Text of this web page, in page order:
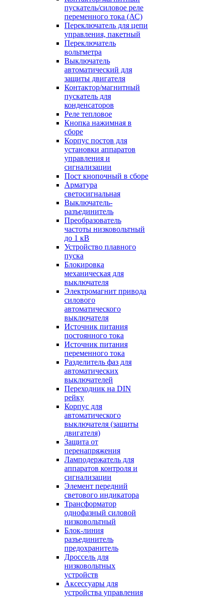
пускатель/силовое реле
переменного тока (АС)
Переключатель для цепи
управления, пакетный
Переключатель
вольтметра
Выключатель
автоматический для
защиты двигателя
Контактор/магнитный
пускатель для
конденсаторов
Реле тепловое
Кнопка нажимная в
сборе
Корпус постов для
установки аппаратов
управления и
сигнализации
Пост кнопочный в сборе
Арматура
светосигнальная
Выключатель-
разъединитель
Преобразователь
частоты низковольтный
до 1 кВ
Устройство плавного
пуска
Блокировка
механическая для
выключателя
Электромагнит привода
силового
автоматического
выключателя
Источник питания
постоянного тока
Источник питания
переменного тока
Разделитель фаз для
автоматических
выключателей
Переходник на DIN
рейку
Корпус для
автоматического
выключателя (защиты
двигателя)
Защита от
перенапряжения
Ламподержатель для
аппаратов контроля и
сигнализации
Элемент передний
светового индикатора
Трансформатор
однофазный силовой
низковольтный
Блок-линия
разъединитель
предохранитель
Дроссель для
низковольтных
устройств
Аксессуары для
устройства управления